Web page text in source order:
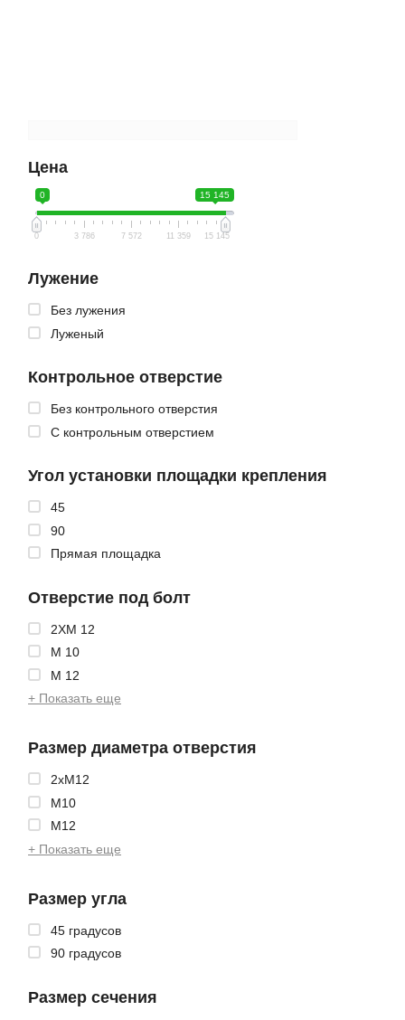
Цена
0 15 145
0 3 786 7 572 11 359 15 145
Лужение
Без лужения
Луженый
Контрольное отверстие
Без контрольного отверстия
С контрольным отверстием
Угол установки площадки крепления
45
90
Прямая площадка
Отверстие под болт
2XМ 12
М 10
М 12
+ Показать еще
Размер диаметра отверстия
2xМ12
М10
М12
+ Показать еще
Размер угла
45 градусов
90 градусов
Размер сечения